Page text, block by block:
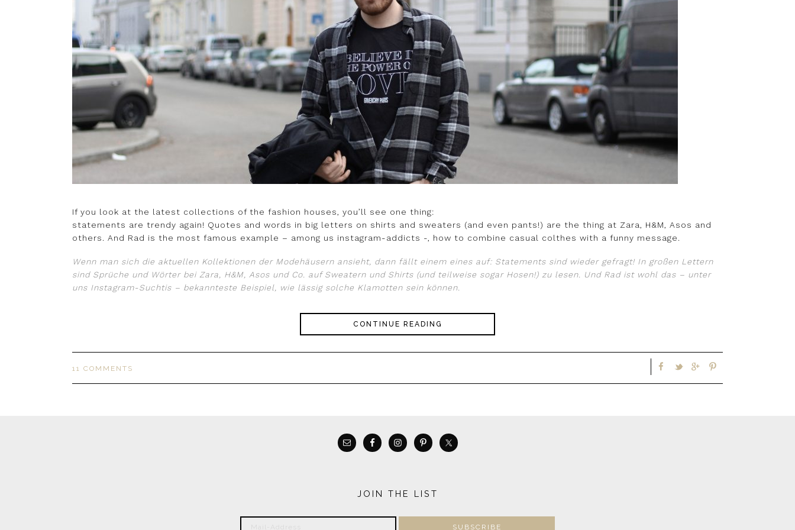
If you look at the latest collections of the fashion houses, you’ll see one thing:
statements are trendy again! Quotes and words in big letters on shirts and sweaters (and even pants!) are the thing at Zara, H&M, Asos and
others. And Rad is the most famous example – among us instagram-addicts -, how to combine casual colthes with a funny message.
Wenn man sich die aktuellen Kollektionen der Modehäusern ansieht, dann fällt einem eines auf: Statements sind wieder gefragt! In großen Lettern
sind Sprüche und Wörter bei Zara, H&M, Asos und Co. auf Sweatern und Shirts (und teilweise sogar Hosen!) zu lesen. Und Rad ist wohl das – unter
uns Instagram-Suchtis – bekannteste Beispiel, wie lässig solche Klamotten sein können.
CONTINUE READING
11 COMMENTS
JOIN THE LIST